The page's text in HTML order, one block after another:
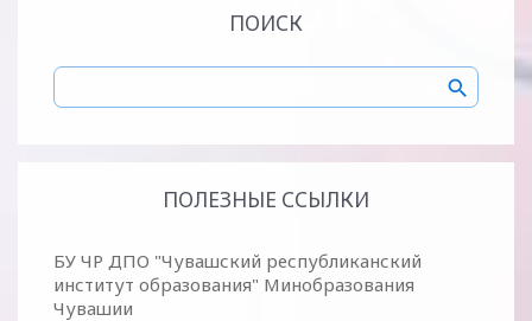
ПОИСК
ПОЛЕЗНЫЕ ССЫЛКИ
БУ ЧР ДПО "Чувашский республиканский
институт образования" Минобразования
Чувашии